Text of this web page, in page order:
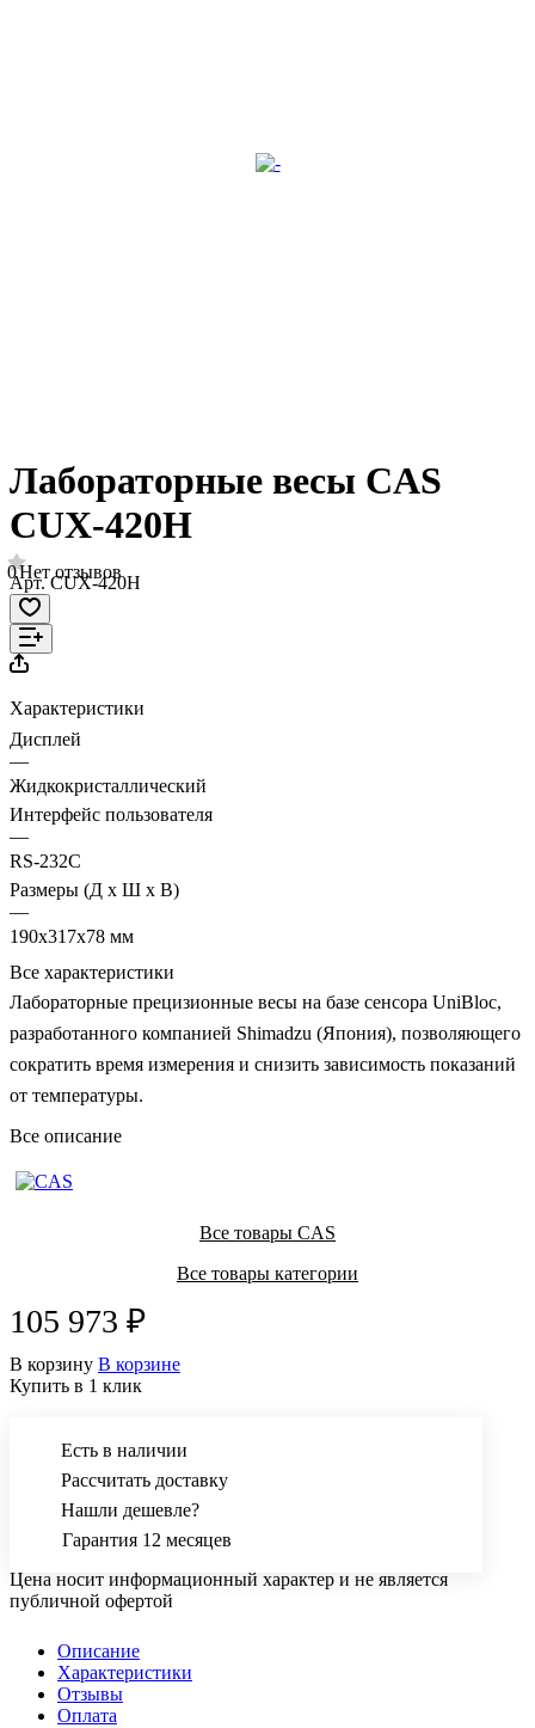
Лабораторные весы CAS
CUX-420H
0Нет отзывов
Арт.CUX-420H
Характеристики
Дисплей
—
Жидкокристаллический
Интерфейс пользователя
—
RS-232C
Размеры (Д х Ш х В)
—
190х317х78 мм
Все характеристики
Лабораторные прецизионные весы на базе сенсора UniBloc,
разработанного компанией Shimadzu (Япония), позволяющего
сократить время измерения и снизить зависимость показаний
от температуры.
Все описание
Все товары CAS
Все товары категории
105 973 ₽
В корзину В корзине
Купить в 1 клик
Есть в наличии
Рассчитать доставку
Нашли дешевле?
Гарантия 12 месяцев
Цена носит информационный характер и не является
публичной офертой
Описание
Характеристики
Отзывы
Оплата